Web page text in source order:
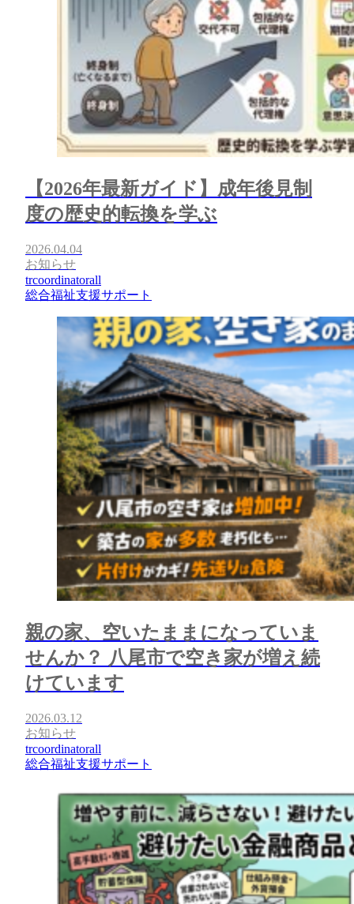
【2026年最新ガイド】成年後見制
度の歴史的転換を学ぶ
2026.04.04
お知らせ
trcoordinatorall
総合福祉支援サポート
親の家、空いたままになっていま
せんか？ 八尾市で空き家が増え続
けています
2026.03.12
お知らせ
trcoordinatorall
総合福祉支援サポート